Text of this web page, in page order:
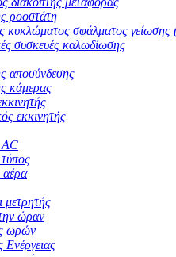
ροοστάτη
κυκλώματος σφάλματος
συσκευές καλωδίωσης
αποσύνδεσης
κάμερας
εκκινητής
AC
αέρα
μετρητής
ώραν
ωρών
Ενέργειας